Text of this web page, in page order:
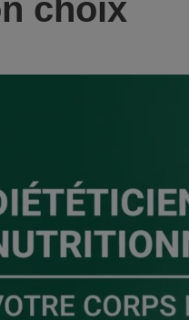
choix